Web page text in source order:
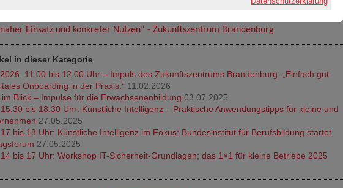
Einsatz und konkreter Nutzen“ - Zukunftszentrum Brandenburg
in dieser Kategorie
11:00 bis 12:00 Uhr – Impuls des Zukunftszentrums Brandenburg: „Einfach gut
Onboarding in der Praxis.“ 11.02.2026
Blick – Impulse für die Erwachsenenbildung 03.07.2025
bis 18:30 Uhr: Künstliche Intelligenz – Praktische Anwendungstipps für kleine und
27.05.2025
bis 18 Uhr: Künstliche Intelligenz im Fokus: Bundesinstitut für Berufsbildung startet
27.05.2025
bis 17 Uhr: Workshop IT-Sicherheit-Grundlagen; das 1×1 für kleine Betriebe 2025